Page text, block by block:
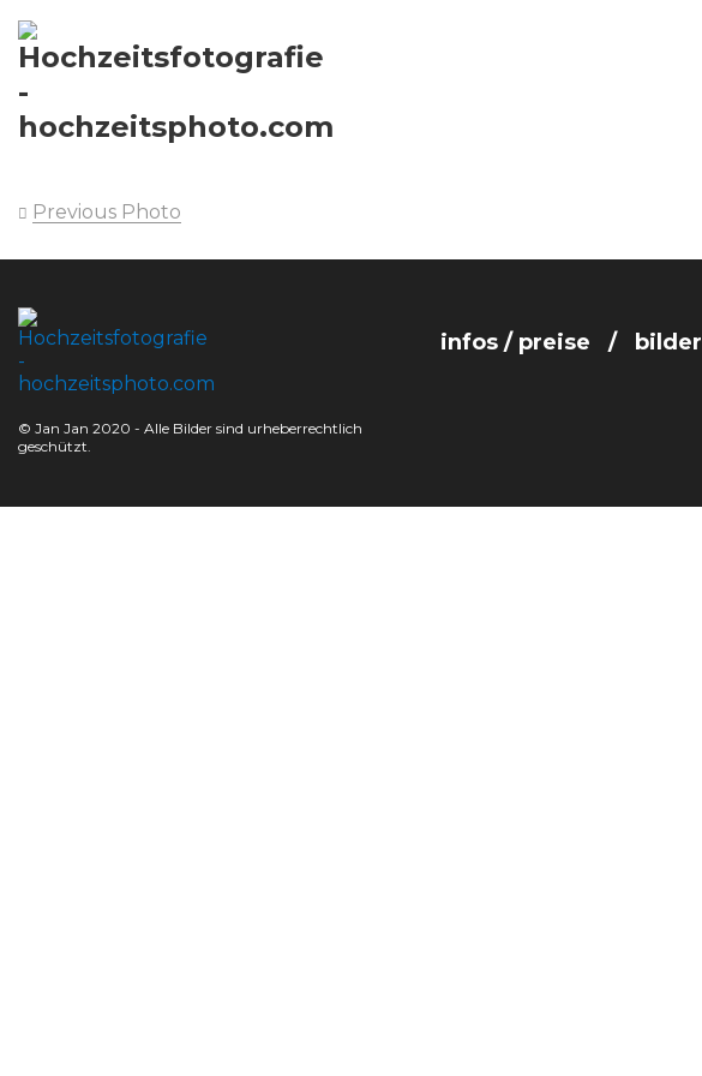
Previous Photo
© Jan Jan 2020 - Alle Bilder sind urheberrechtlich
geschützt.
infos / preise bilder